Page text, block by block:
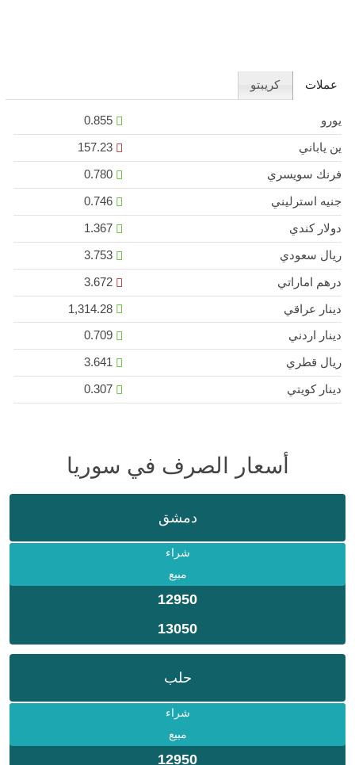
عملات كريبتو
يورو
0.855
ين ياباني
157.23
فرنك سويسري
0.780
جنيه استرليني
0.746
دولار كندي
1.367
ريال سعودي
3.753
درهم اماراتي
3.672
دينار عراقي
1,314.28
دينار اردني
0.709
ريال قطري
3.641
دينار كويتي
0.307
أسعار الصرف في سوريا
دمشق
شراء
مبيع
12950
13050
حلب
شراء
مبيع
12950